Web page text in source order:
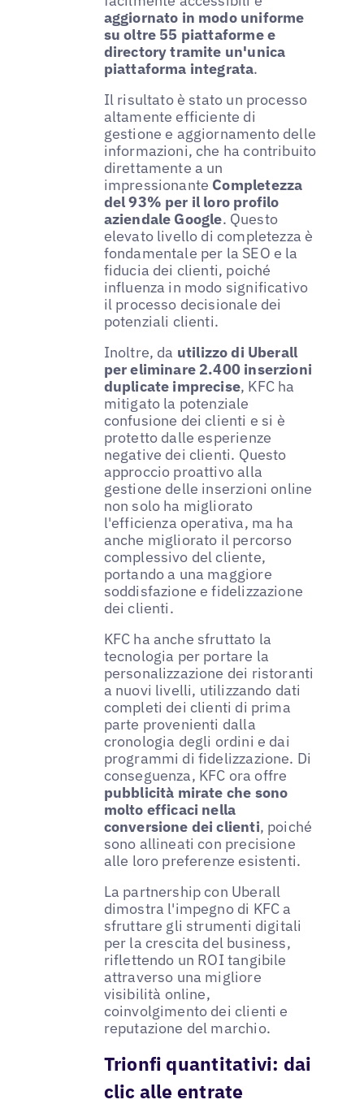
aggiornato in modo uniforme
su oltre 55 piattaforme e
directory tramite un'unica
piattaforma integrata.
Il risultato è stato un processo
altamente efficiente di
gestione e aggiornamento delle
informazioni, che ha contribuito
direttamente a un
impressionante Completezza
del 93% per il loro profilo
aziendale Google. Questo
elevato livello di completezza è
fondamentale per la SEO e la
fiducia dei clienti, poiché
influenza in modo significativo
il processo decisionale dei
potenziali clienti.
Inoltre, da utilizzo di Uberall
per eliminare 2.400 inserzioni
duplicate imprecise, KFC ha
mitigato la potenziale
confusione dei clienti e si è
protetto dalle esperienze
negative dei clienti. Questo
approccio proattivo alla
gestione delle inserzioni online
non solo ha migliorato
l'efficienza operativa, ma ha
anche migliorato il percorso
complessivo del cliente,
portando a una maggiore
soddisfazione e fidelizzazione
dei clienti.
KFC ha anche sfruttato la
tecnologia per portare la
personalizzazione dei ristoranti
a nuovi livelli, utilizzando dati
completi dei clienti di prima
parte provenienti dalla
cronologia degli ordini e dai
programmi di fidelizzazione. Di
conseguenza, KFC ora offre
pubblicità mirate che sono
molto efficaci nella
conversione dei clienti, poiché
sono allineati con precisione
alle loro preferenze esistenti.
La partnership con Uberall
dimostra l'impegno di KFC a
sfruttare gli strumenti digitali
per la crescita del business,
riflettendo un ROI tangibile
attraverso una migliore
visibilità online,
coinvolgimento dei clienti e
reputazione del marchio.
Trionfi quantitativi: dai
clic alle entrate